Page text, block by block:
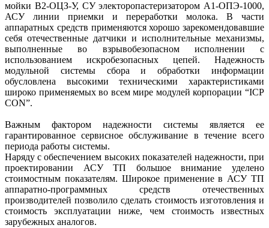
мойки В2-ОЦЗ-У, СУ электоропастеризатором А1-ОПЭ-1000,
АСУ линии приемки и переработки молока. В части
аппаратных средств применяются хорошо зарекомендовавшие
себя отечественные датчики и исполнительные механизмы,
выполненные во взрывобезопасном исполнении с
использованием искробезопасных цепей. Надежность
модульной системы сбора и обработки информации
обусловлена высокими техническими характеристиками
широко применяемых во всем мире модулей корпорации “ICP
CON”.
Важным фактором надежности системы является ее
гарантированное сервисное обслуживание в течение всего
периода работы системы.
Наряду с обеспечением высоких показателей надежности, при
проектировании АСУ ТП большое внимание уделено
стоимостным показателям. Широкое применение в АСУ ТП
аппаратно-программных средств отечественных
производителей позволило сделать стоимость изготовления и
стоимость эксплуатации ниже, чем стоимость известных
зарубежных аналогов.